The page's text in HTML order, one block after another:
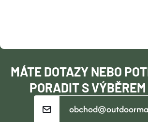
Ý
P
T
MÁTE DOTAZY NEBO
PORADIT S